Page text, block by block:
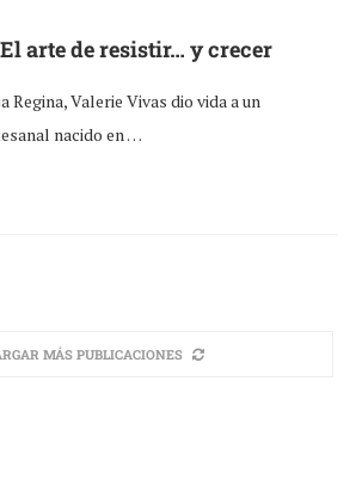
arte de resistir… y crecer
Regina, Valerie Vivas dio vida a un
nacido en …
MÁS PUBLICACIONES